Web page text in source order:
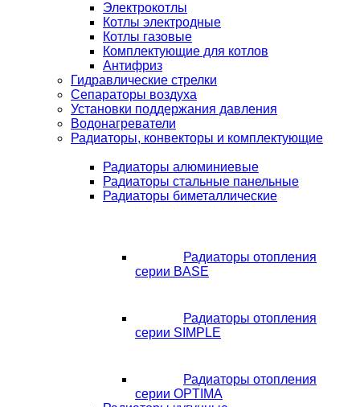
Электрокотлы
Котлы электродные
Котлы газовые
Комплектующие для котлов
Антифриз
Гидравлические стрелки
Сепараторы воздуха
Установки поддержания давления
Водонагреватели
Радиаторы, конвекторы и комплектующие
Радиаторы алюминиевые
Радиаторы стальные панельные
Радиаторы биметаллические
Радиаторы отопления
серии BASE
Радиаторы отопления
серии SIMPLE
Радиаторы отопления
серии OPTIMA